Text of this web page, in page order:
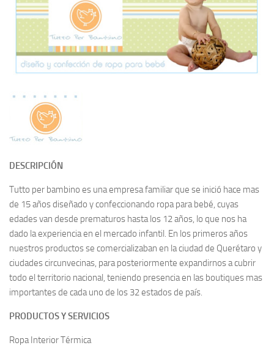
DESCRIPCIÓN
Tutto per bambino es una empresa familiar que se inició hace mas
de 15 años diseñado y confeccionando ropa para bebé, cuyas
edades van desde prematuros hasta los 12 años, lo que nos ha
dado la experiencia en el mercado infantil. En los primeros años
nuestros productos se comercializaban en la ciudad de Querétaro y
ciudades circunvecinas, para posteriormente expandirnos a cubrir
todo el territorio nacional, teniendo presencia en las boutiques mas
importantes de cada uno de los 32 estados de país.
PRODUCTOS Y SERVICIOS
Ropa Interior Térmica